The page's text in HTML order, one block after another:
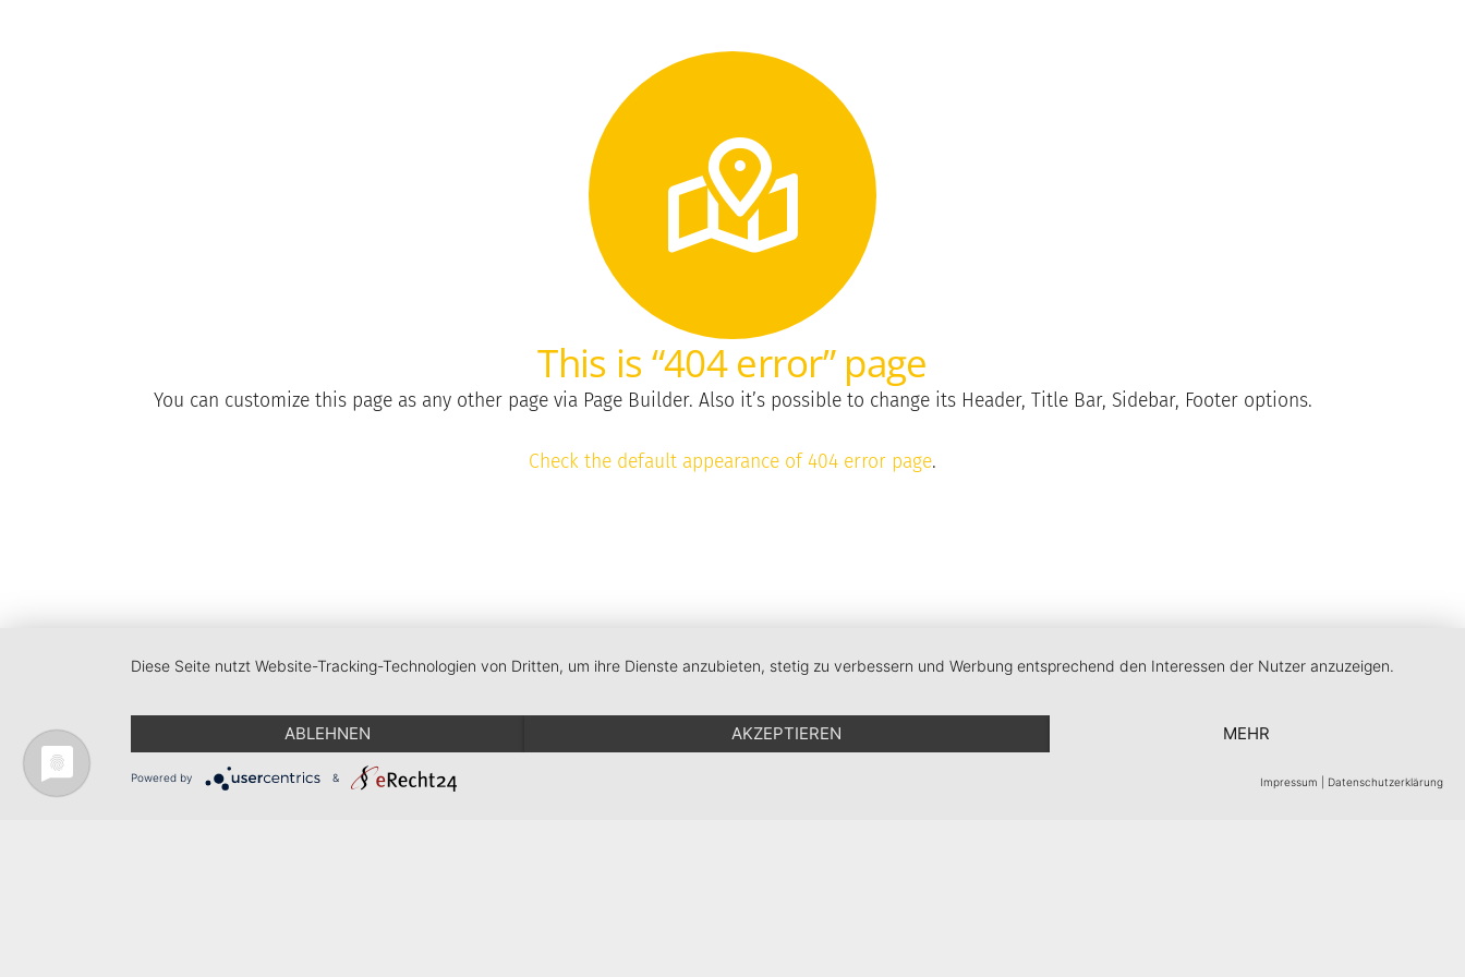
This is “404 error” page
You can customize this page as any other page via Page Builder. Also it’s possible to change its Header, Title Bar, Sidebar, Footer options.
Check the default appearance of 404 error page.
Diese Seite nutzt Website-Tracking-Technologien von Dritten, um ihre Dienste anzubieten, stetig zu verbessern und Werbung entsprechend den Interessen der Nutzer anzuzeigen.
ABLEHNEN AKZEPTIEREN MEHR
Powered by & Impressum Datenschutzerklärung